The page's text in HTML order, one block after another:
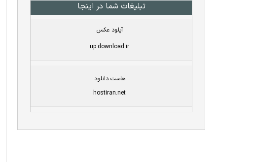
تبلیغات شما در اینجا
آپلود عکس
up.download.ir
هاست دانلود
hostiran.net